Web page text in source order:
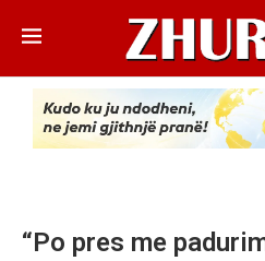
“Po pres me